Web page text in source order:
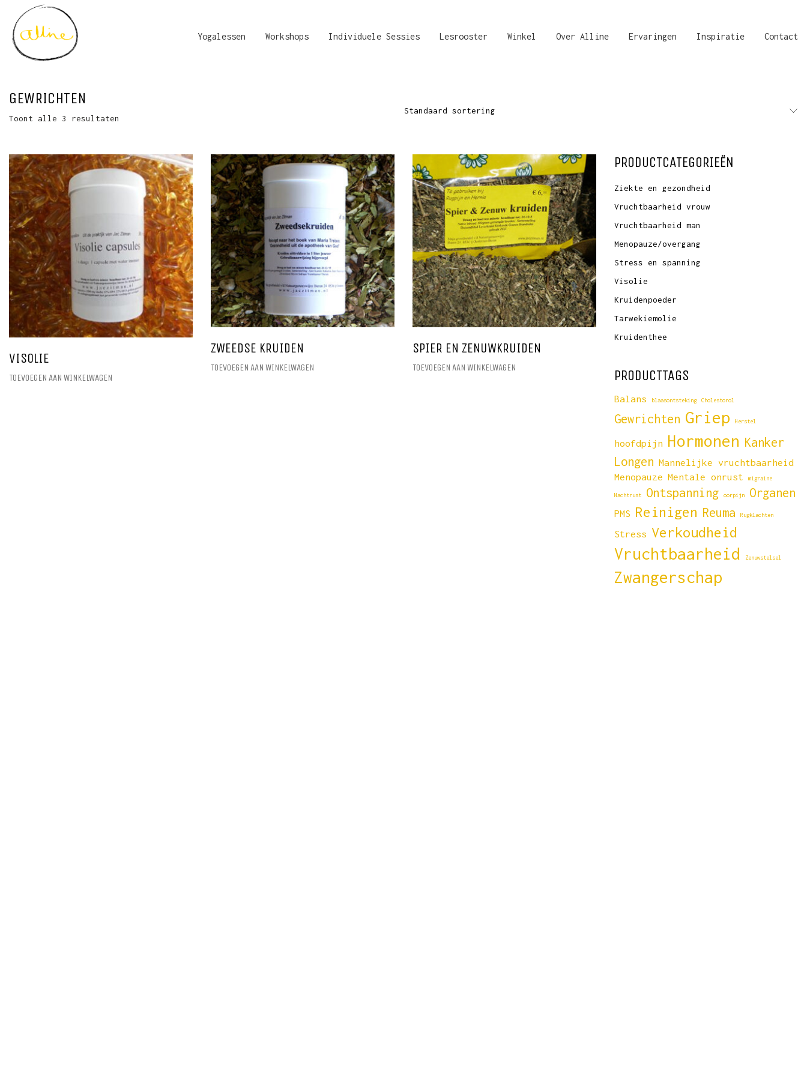
Yogalessen Workshops Individuele Sessies Lesrooster Winkel Over Alline Ervaringen Inspiratie Contact
GEWRICHTEN
Toont alle 3 resultaten
Standaard sortering
VISOLIE
TOEVOEGEN AAN WINKELWAGEN
ZWEEDSE KRUIDEN
TOEVOEGEN AAN WINKELWAGEN
SPIER EN ZENUWKRUIDEN
TOEVOEGEN AAN WINKELWAGEN
PRODUCTCATEGORIEËN
Ziekte en gezondheid
Vruchtbaarheid vrouw
Vruchtbaarheid man
Menopauze/overgang
Stress en spanning
Visolie
Kruidenpoeder
Tarwekiemolie
Kruidenthee
PRODUCTTAGS
Balans blaasontsteking Cholestorol
Gewrichten Griep Herstel
hoofdpijn Hormonen Kanker
Longen Mannelijke vruchtbaarheid
Menopauze Mentale onrust migraine
Nachtrust Ontspanning oorpijn Organen
PMS Reinigen Reuma Rugklachten
Stress Verkoudheid
Vruchtbaarheid Zenuwstelsel
Zwangerschap